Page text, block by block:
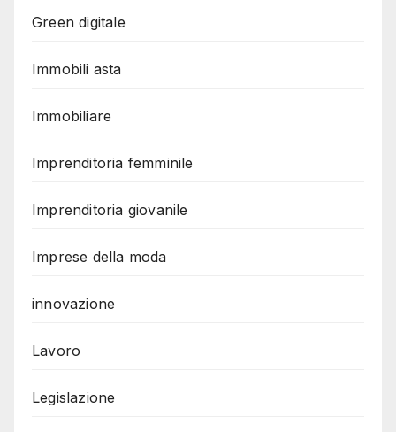
Green digitale
Immobili asta
Immobiliare
Imprenditoria femminile
Imprenditoria giovanile
Imprese della moda
innovazione
Lavoro
Legislazione